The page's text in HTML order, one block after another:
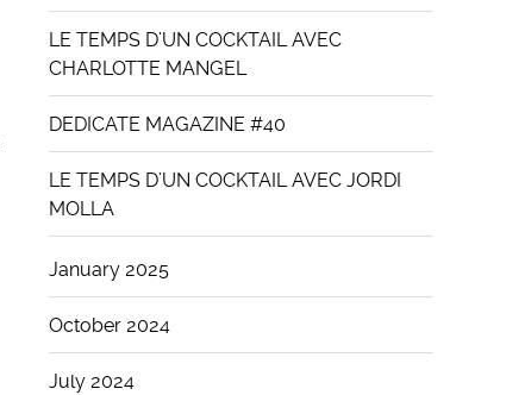
LE TEMPS D’UN COCKTAIL AVEC
CHARLOTTE MANGEL
DEDICATE MAGAZINE #40
LE TEMPS D’UN COCKTAIL AVEC JORDI
MOLLA
January 2025
October 2024
July 2024